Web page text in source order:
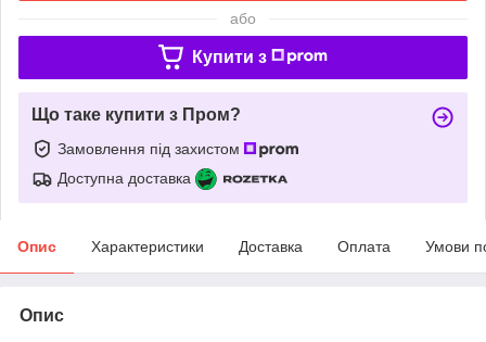
або
Купити з
Що таке купити з Пром?
Замовлення під захистом
Доступна доставка
Опис Характеристики Доставка Оплата Умови
Опис